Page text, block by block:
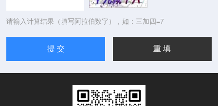
请输入计算结果（填写阿拉伯数字），如：三加四=7